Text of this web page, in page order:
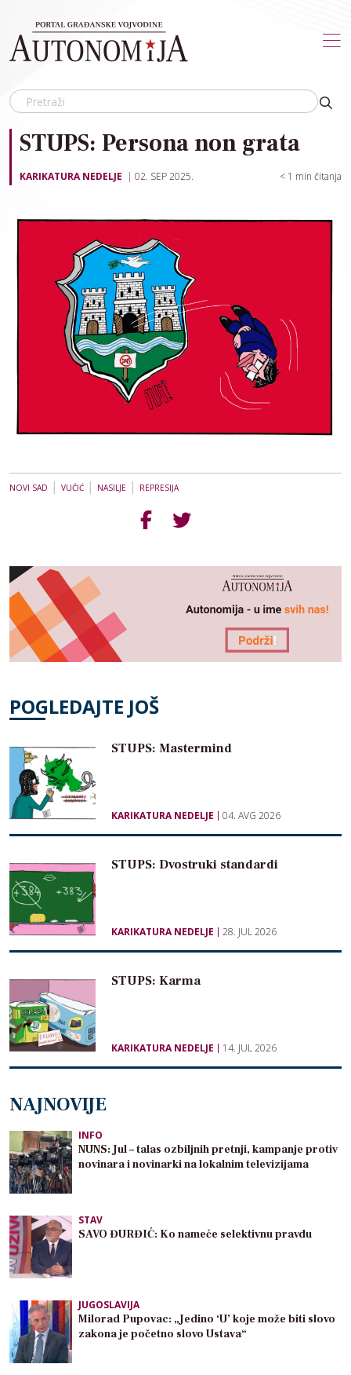
STUPS: Persona non grata
KARIKATURA NEDELJE 02. SEP 2025. < 1 min čitanja
NOVI SAD | VUČIĆ | NASILJE | REPRESIJA
POGLEDAJTE JOŠ
STUPS: Mastermind
KARIKATURA NEDELJE 04. AVG 2026
STUPS: Dvostruki standardi
KARIKATURA NEDELJE 28. JUL 2026
STUPS: Karma
KARIKATURA NEDELJE 14. JUL 2026
NAJNOVIJE
INFO
NUNS: Jul – talas ozbiljnih pretnji, kampanje protiv
novinara i novinarki na lokalnim televizijama
STAV
SAVO ĐURĐIĆ: Ko nameće selektivnu pravdu
JUGOSLAVIJA
Milorad Pupovac: „Jedino ‘U’ koje može biti slovo
zakona je početno slovo Ustava“